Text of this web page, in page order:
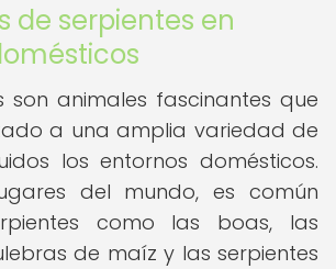
de serpientes en
son animales fascinantes que
a una amplia variedad de
los entornos domésticos.
del mundo, es común
como las boas, las
de maíz y las serpientes